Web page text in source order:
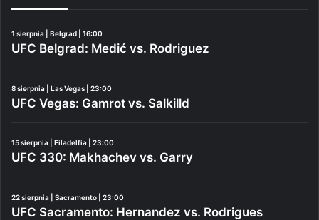
1 sierpnia | Belgrad | 16:00
UFC Belgrad: Medić vs. Rodriguez
8 sierpnia | Las Vegas | 23:00
UFC Vegas: Gamrot vs. Salkilld
15 sierpnia | Filadelfia | 23:00
UFC 330: Makhachev vs. Garry
22 sierpnia | Sacramento | 23:00
UFC Sacramento: Hernandez vs. Rodrigues